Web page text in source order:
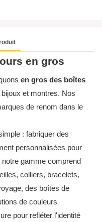
en gros
en gros des boîtes
bijoux et montres. Nos
de renom dans le
: fabriquer des
personnalisées pour
gamme comprend
colliers, bracelets,
des boîtes de
de couleurs
pour refléter l'identité